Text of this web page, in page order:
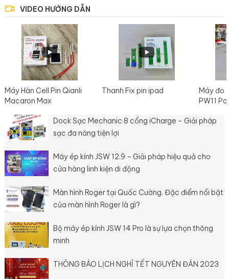
chính xác của quá trình
12.9 inch bao gồm: 1
Máy ép kính 12.9 inch 1
máy hút chân không
900W 1 máy tách kính...
chính hãng JSW – Jin
Shiwang 1 máy hút
chân không 2L 250w
nhập khẩu nhãn hiệu
JSW 1 máy nén...
VIDEO HƯỚNG DẪN
Máy Hàn Cell Pin Qianli
Macaron Max
Thanh Fix pin ipad
Máy đo
PW11
Dock Sạc Mechanic 8 cổng iCharge - Giải pháp
sạc đa năng tiện lợi
Máy ép kính JSW 12.9 – Giải pháp hiệu quả cho
cửa hàng linh kiện di động
Màn hình Roger tại Quốc Cường. Đặc điểm nổi bật
của màn hình Roger là gì?
Bộ máy ép kính JSW 14 Pro là sự lựa chọn thông
minh
THÔNG BÁO LỊCH NGHỈ TẾT NGUYÊN ĐÁN 2023